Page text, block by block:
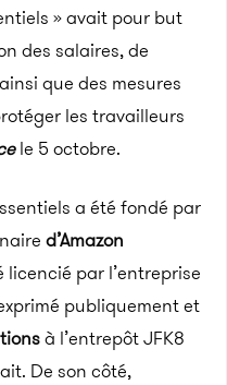
» avait pour but
des salaires, de
que des mesures
les travailleurs
le 5 octobre.
a été fondé par
d’Amazon
par l’entreprise
publiquement et
à l’entrepôt JFK8
De son côté,